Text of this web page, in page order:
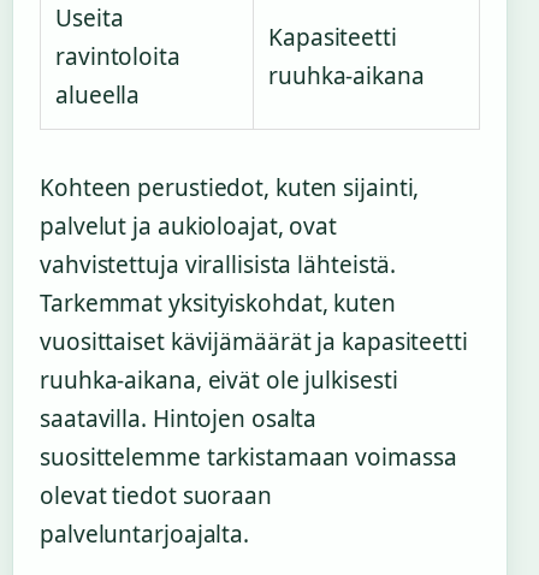
Useita
ravintoloita
alueella
Kapasiteetti
ruuhka-aikana
Kohteen perustiedot, kuten sijainti,
palvelut ja aukioloajat, ovat
vahvistettuja virallisista lähteistä.
Tarkemmat yksityiskohdat, kuten
vuosittaiset kävijämäärät ja kapasiteetti
ruuhka-aikana, eivät ole julkisesti
saatavilla. Hintojen osalta
suosittelemme tarkistamaan voimassa
olevat tiedot suoraan
palveluntarjoajalta.